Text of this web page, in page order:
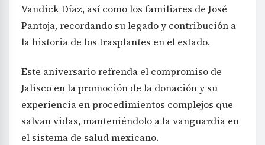
Vandick Díaz, así como los familiares de José
Pantoja, recordando su legado y contribución a
la historia de los trasplantes en el estado.
Este aniversario refrenda el compromiso de
Jalisco en la promoción de la donación y su
experiencia en procedimientos complejos que
salvan vidas, manteniéndolo a la vanguardia en
el sistema de salud mexicano.